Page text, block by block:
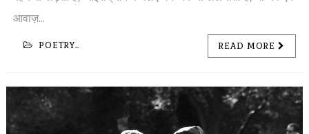
आवाज़...
POETRY.. READ MORE